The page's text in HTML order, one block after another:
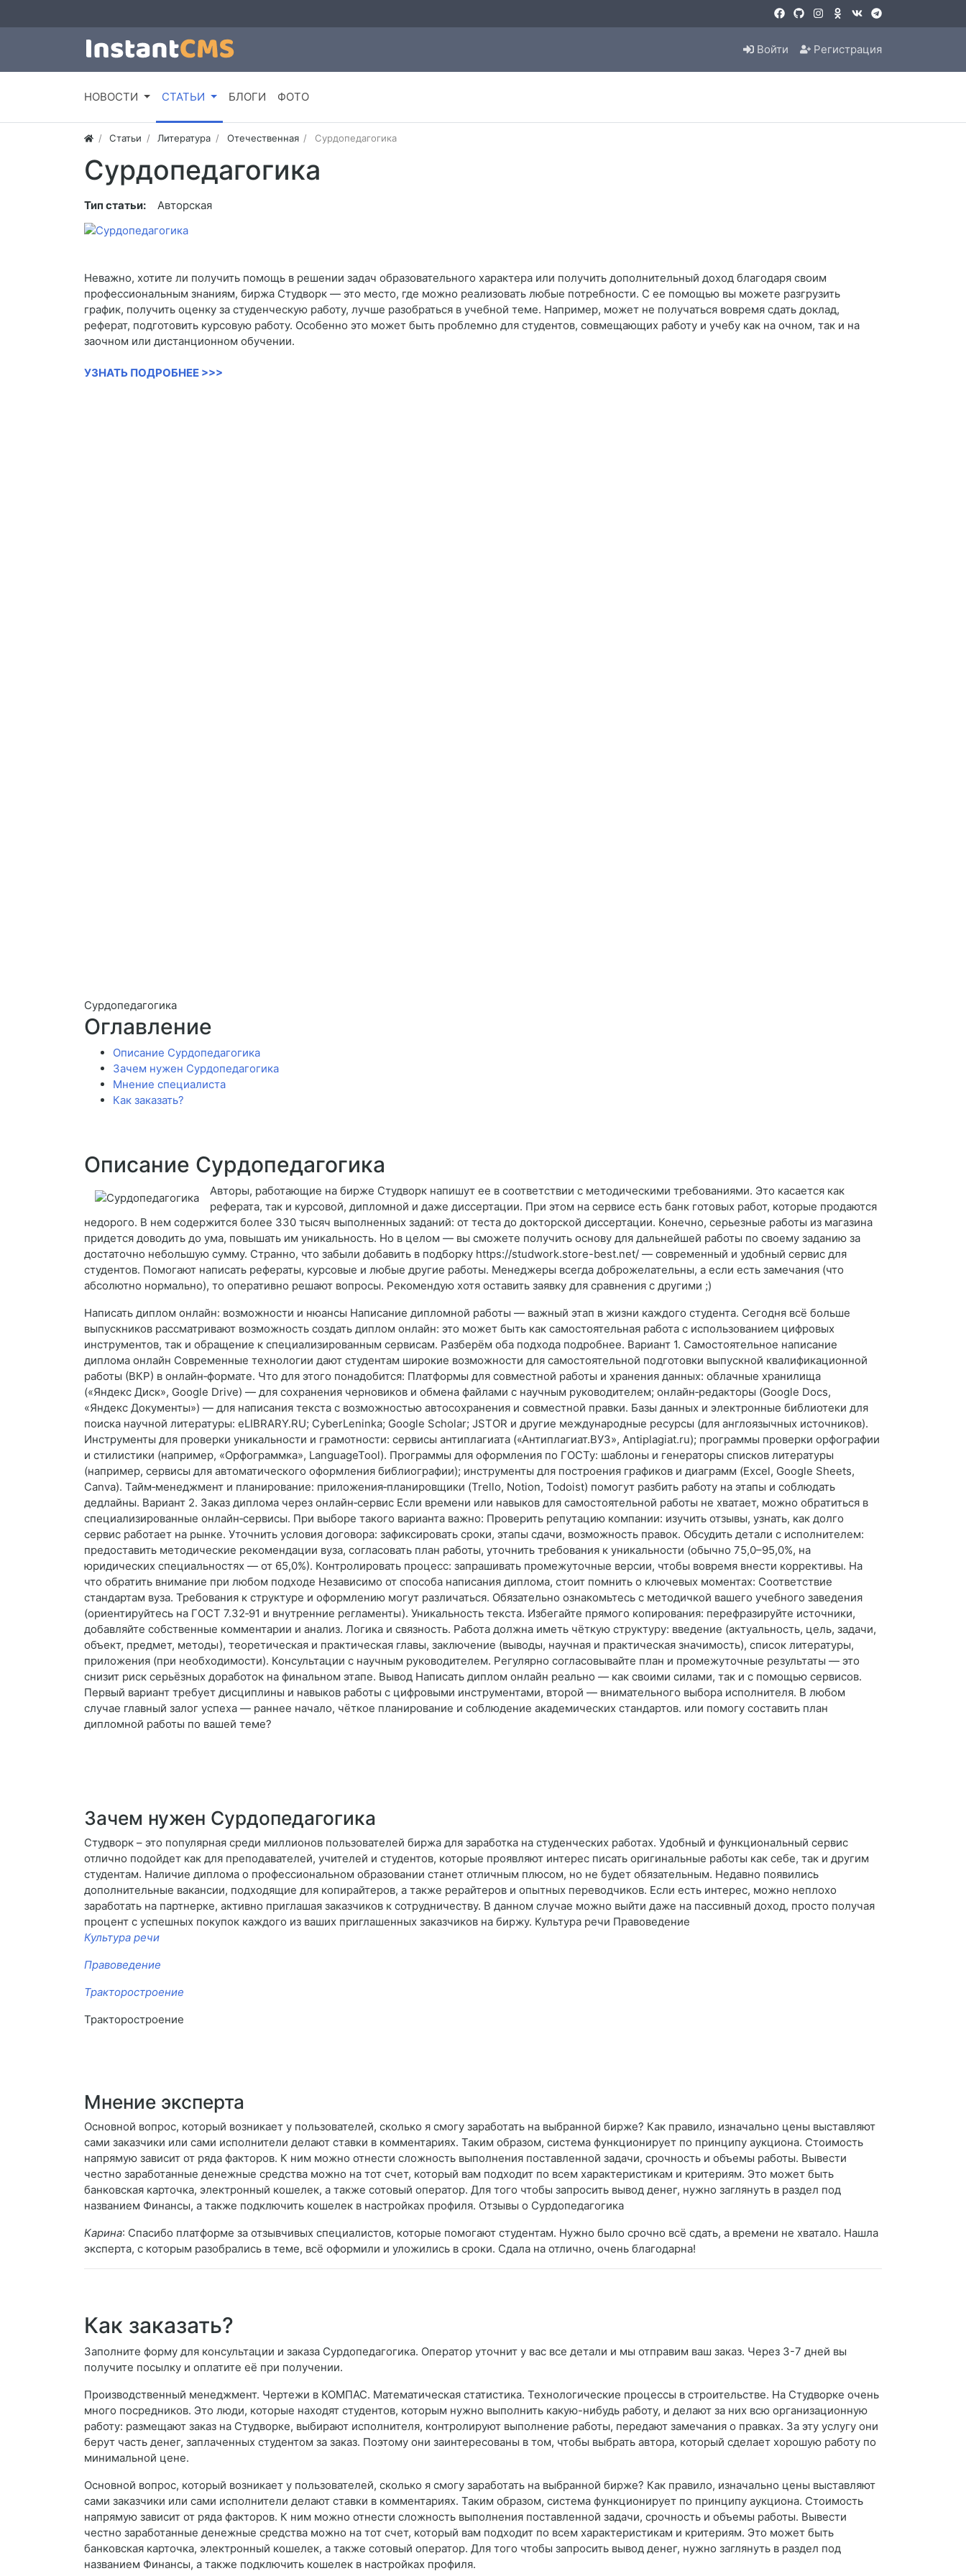
Войти Регистрация
НОВОСТИ СТАТЬИ БЛОГИ ФОТО
Статьи Литература Отечественная Сурдопедагогика
Сурдопедагогика
Тип статьи: Авторская
Неважно, хотите ли получить помощь в решении задач образовательного характера или получить дополнительный доход благодаря своим
профессиональным знаниям, биржа Студворк — это место, где можно реализовать любые потребности. С ее помощью вы можете разгрузить
график, получить оценку за студенческую работу, лучше разобраться в учебной теме. Например, может не получаться вовремя сдать доклад,
реферат, подготовить курсовую работу. Особенно это может быть проблемно для студентов, совмещающих работу и учебу как на очном, так и на
заочном или дистанционном обучении.
УЗНАТЬ ПОДРОБНЕЕ >>>
Сурдопедагогика
Оглавление
Описание Сурдопедагогика
Зачем нужен Сурдопедагогика
Мнение специалиста
Как заказать?
Описание Сурдопедагогика
Авторы, работающие на бирже Студворк напишут ее в соответствии с методическими требованиями. Это касается как
реферата, так и курсовой, дипломной и даже диссертации. При этом на сервисе есть банк готовых работ, которые продаются
недорого. В нем содержится более 330 тысяч выполненных заданий: от теста до докторской диссертации. Конечно, серьезные работы из магазина
придется доводить до ума, повышать им уникальность. Но в целом — вы сможете получить основу для дальнейшей работы по своему заданию за
достаточно небольшую сумму. Странно, что забыли добавить в подборку https://studwork.store-best.net/ — современный и удобный сервис для
студентов. Помогают написать рефераты, курсовые и любые другие работы. Менеджеры всегда доброжелательны, а если есть замечания (что
абсолютно нормально), то оперативно решают вопросы. Рекомендую хотя оставить заявку для сравнения с другими ;)
Написать диплом онлайн: возможности и нюансы Написание дипломной работы — важный этап в жизни каждого студента. Сегодня всё больше
выпускников рассматривают возможность создать диплом онлайн: это может быть как самостоятельная работа с использованием цифровых
инструментов, так и обращение к специализированным сервисам. Разберём оба подхода подробнее. Вариант 1. Самостоятельное написание
диплома онлайн Современные технологии дают студентам широкие возможности для самостоятельной подготовки выпускной квалификационной
работы (ВКР) в онлайн‑формате. Что для этого понадобится: Платформы для совместной работы и хранения данных: облачные хранилища
(«Яндекс Диск», Google Drive) — для сохранения черновиков и обмена файлами с научным руководителем; онлайн‑редакторы (Google Docs,
«Яндекс Документы») — для написания текста с возможностью автосохранения и совместной правки. Базы данных и электронные библиотеки для
поиска научной литературы: eLIBRARY.RU; CyberLeninka; Google Scholar; JSTOR и другие международные ресурсы (для англоязычных источников).
Инструменты для проверки уникальности и грамотности: сервисы антиплагиата («Антиплагиат.ВУЗ», Antiplagiat.ru); программы проверки орфографии
и стилистики (например, «Орфограммка», LanguageTool). Программы для оформления по ГОСТу: шаблоны и генераторы списков литературы
(например, сервисы для автоматического оформления библиографии); инструменты для построения графиков и диаграмм (Excel, Google Sheets,
Canva). Тайм‑менеджмент и планирование: приложения‑планировщики (Trello, Notion, Todoist) помогут разбить работу на этапы и соблюдать
дедлайны. Вариант 2. Заказ диплома через онлайн‑сервис Если времени или навыков для самостоятельной работы не хватает, можно обратиться в
специализированные онлайн‑сервисы. При выборе такого варианта важно: Проверить репутацию компании: изучить отзывы, узнать, как долго
сервис работает на рынке. Уточнить условия договора: зафиксировать сроки, этапы сдачи, возможность правок. Обсудить детали с исполнителем:
предоставить методические рекомендации вуза, согласовать план работы, уточнить требования к уникальности (обычно 75,0–95,0%, на
юридических специальностях — от 65,0%). Контролировать процесс: запрашивать промежуточные версии, чтобы вовремя внести коррективы. На
что обратить внимание при любом подходе Независимо от способа написания диплома, стоит помнить о ключевых моментах: Соответствие
стандартам вуза. Требования к структуре и оформлению могут различаться. Обязательно ознакомьтесь с методичкой вашего учебного заведения
(ориентируйтесь на ГОСТ 7.32‑91 и внутренние регламенты). Уникальность текста. Избегайте прямого копирования: перефразируйте источники,
добавляйте собственные комментарии и анализ. Логика и связность. Работа должна иметь чёткую структуру: введение (актуальность, цель, задачи,
объект, предмет, методы), теоретическая и практическая главы, заключение (выводы, научная и практическая значимость), список литературы,
приложения (при необходимости). Консультации с научным руководителем. Регулярно согласовывайте план и промежуточные результаты — это
снизит риск серьёзных доработок на финальном этапе. Вывод Написать диплом онлайн реально — как своими силами, так и с помощью сервисов.
Первый вариант требует дисциплины и навыков работы с цифровыми инструментами, второй — внимательного выбора исполнителя. В любом
случае главный залог успеха — раннее начало, чёткое планирование и соблюдение академических стандартов. или помогу составить план
дипломной работы по вашей теме?
Зачем нужен Сурдопедагогика
Студворк – это популярная среди миллионов пользователей биржа для заработка на студенческих работах. Удобный и функциональный сервис
отлично подойдет как для преподавателей, учителей и студентов, которые проявляют интерес писать оригинальные работы как себе, так и другим
студентам. Наличие диплома о профессиональном образовании станет отличным плюсом, но не будет обязательным. Недавно появились
дополнительные вакансии, подходящие для копирайтеров, а также рерайтеров и опытных переводчиков. Если есть интерес, можно неплохо
заработать на партнерке, активно приглашая заказчиков к сотрудничеству. В данном случае можно выйти даже на пассивный доход, просто получая
процент с успешных покупок каждого из ваших приглашенных заказчиков на биржу. Культура речи Правоведение
Культура речи
Правоведение
Тракторостроение
Тракторостроение
Мнение эксперта
Основной вопрос, который возникает у пользователей, сколько я смогу заработать на выбранной бирже? Как правило, изначально цены выставляют
сами заказчики или сами исполнители делают ставки в комментариях. Таким образом, система функционирует по принципу аукциона. Стоимость
напрямую зависит от ряда факторов. К ним можно отнести сложность выполнения поставленной задачи, срочность и объемы работы. Вывести
честно заработанные денежные средства можно на тот счет, который вам подходит по всем характеристикам и критериям. Это может быть
банковская карточка, электронный кошелек, а также сотовый оператор. Для того чтобы запросить вывод денег, нужно заглянуть в раздел под
названием Финансы, а также подключить кошелек в настройках профиля. Отзывы о Сурдопедагогика
Карина: Спасибо платформе за отзывчивых специалистов, которые помогают студентам. Нужно было срочно всё сдать, а времени не хватало. Нашла
эксперта, с которым разобрались в теме, всё оформили и уложились в сроки. Сдала на отлично, очень благодарна!
Как заказать?
Заполните форму для консультации и заказа Сурдопедагогика. Оператор уточнит у вас все детали и мы отправим ваш заказ. Через 3-7 дней вы
получите посылку и оплатите её при получении.
Производственный менеджмент. Чертежи в КОМПАС. Математическая статистика. Технологические процессы в строительстве. На Студворке очень
много посредников. Это люди, которые находят студентов, которым нужно выполнить какую-нибудь работу, и делают за них всю организационную
работу: размещают заказ на Студворке, выбирают исполнителя, контролируют выполнение работы, передают замечания о правках. За эту услугу они
берут часть денег, заплаченных студентом за заказ. Поэтому они заинтересованы в том, чтобы выбрать автора, который сделает хорошую работу по
минимальной цене.
Основной вопрос, который возникает у пользователей, сколько я смогу заработать на выбранной бирже? Как правило, изначально цены выставляют
сами заказчики или сами исполнители делают ставки в комментариях. Таким образом, система функционирует по принципу аукциона. Стоимость
напрямую зависит от ряда факторов. К ним можно отнести сложность выполнения поставленной задачи, срочность и объемы работы. Вывести
честно заработанные денежные средства можно на тот счет, который вам подходит по всем характеристикам и критериям. Это может быть
банковская карточка, электронный кошелек, а также сотовый оператор. Для того чтобы запросить вывод денег, нужно заглянуть в раздел под
названием Финансы, а также подключить кошелек в настройках профиля.